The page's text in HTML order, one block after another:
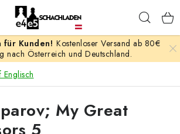
Kostenloser Versand ab 80€
nach Österreich und Deutschland.
My Great